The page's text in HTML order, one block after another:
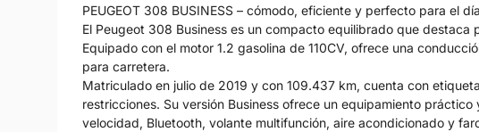
PEUGEOT 308 BUSINESS – cómodo, eficiente y perfecto para el
El Peugeot 308 Business es un compacto equilibrado que
Equipado con el motor 1.2 gasolina de 110CV, ofrece una
para carretera.
Matriculado en julio de 2019 y con 109.437 km, cuenta con
restricciones. Su versión Business ofrece un equipamiento
velocidad, Bluetooth, volante multifunción, aire acondicionado y